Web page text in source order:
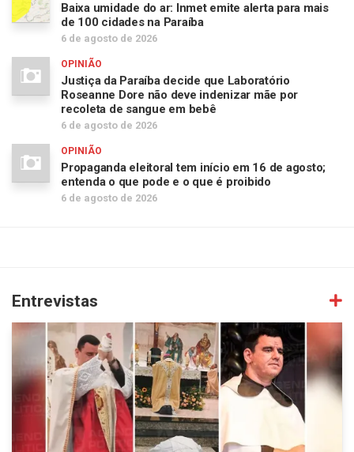
Baixa umidade do ar: Inmet emite alerta para mais
de 100 cidades na Paraíba
6 de agosto de 2026
OPINIÃO
Justiça da Paraíba decide que Laboratório
Roseanne Dore não deve indenizar mãe por
recoleta de sangue em bebê
6 de agosto de 2026
OPINIÃO
Propaganda eleitoral tem início em 16 de agosto;
entenda o que pode e o que é proibido
6 de agosto de 2026
Entrevistas